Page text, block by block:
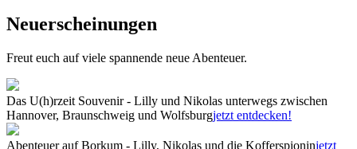
Neuerscheinungen
Freut euch auf viele spannende neue Abenteuer.
Das U(h)rzeit Souvenir - Lilly und Nikolas unterwegs zwischen
Hannover, Braunschweig und Wolfsburgjetzt entdecken!
Abenteuer auf Borkum - Lilly, Nikolas und die Kofferspioninjetzt